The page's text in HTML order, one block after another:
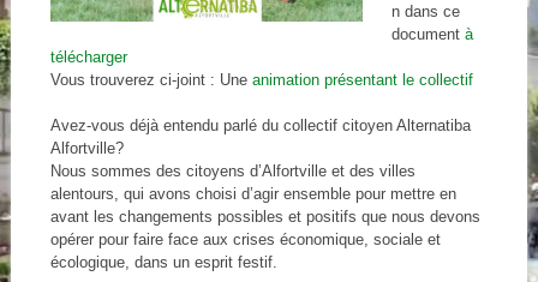
n dans ce
documentà
télécharger
Vous trouverez ci-joint : Uneanimation présentant le collectif
Avez-vous déjà entendu parlé du collectif citoyen Alternatiba
Alfortville?
Nous sommes des citoyens d’Alfortville et des villes
alentours, qui avons choisi d’agir ensemble pour mettre en
avant les changements possibles et positifs que nous devons
opérer pour faire face aux crises économique, sociale et
écologique, dans un esprit festif.